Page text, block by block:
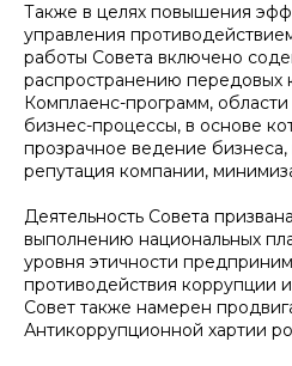
Также в целях повышения
управления
работы Совета включено
распространению передовых
Комплаенс-программ,
бизнес-процессы, в основе
прозрачное ведение бизнеса,
репутация компании,
Деятельность Совета
выполнению национальных
уровня этичности
противодействия коррупции
Совет также намерен
Антикоррупционной хартии